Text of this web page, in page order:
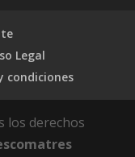
Legal
condiciones
los derechos